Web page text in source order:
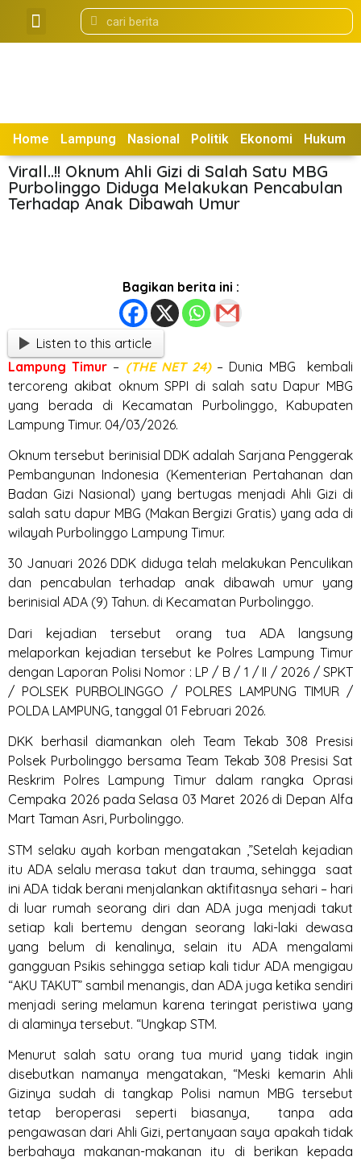
Home Lampung Nasional Politik Ekonomi Hukum
Virall..!! Oknum Ahli Gizi di Salah Satu MBG
Purbolinggo Diduga Melakukan Pencabulan
Terhadap Anak Dibawah Umur
Bagikan berita ini :
Listen to this article
Lampung Timur – (THE NET 24)– Dunia MBG kembali
tercoreng akibat oknum SPPI di salah satu Dapur MBG
yang berada di Kecamatan Purbolinggo, Kabupaten
Lampung Timur. 04/03/2026.
Oknum tersebut berinisial DDK adalah Sarjana Penggerak
Pembangunan Indonesia (Kementerian Pertahanan dan
Badan Gizi Nasional) yang bertugas menjadi Ahli Gizi di
salah satu dapur MBG (Makan Bergizi Gratis) yang ada di
wilayah Purbolinggo Lampung Timur.
30 Januari 2026 DDK diduga telah melakukan Penculikan
dan pencabulan terhadap anak dibawah umur yang
berinisial ADA (9) Tahun. di Kecamatan Purbolinggo.
Dari kejadian tersebut orang tua ADA langsung
melaporkan kejadian tersebut ke Polres Lampung Timur
dengan Laporan Polisi Nomor : LP / B / 1 / II / 2026 / SPKT
/ POLSEK PURBOLINGGO / POLRES LAMPUNG TIMUR /
POLDA LAMPUNG, tanggal 01 Februari 2026.
DKK berhasil diamankan oleh Team Tekab 308 Presisi
Polsek Purbolinggo bersama Team Tekab 308 Presisi Sat
Reskrim Polres Lampung Timur dalam rangka Oprasi
Cempaka 2026 pada Selasa 03 Maret 2026 di Depan Alfa
Mart Taman Asri, Purbolinggo.
STM selaku ayah korban mengatakan ,”Setelah kejadian
itu ADA selalu merasa takut dan trauma, sehingga saat
ini ADA tidak berani menjalankan aktifitasnya sehari – hari
di luar rumah seorang diri dan ADA juga menjadi takut
setiap kali bertemu dengan seorang laki-laki dewasa
yang belum di kenalinya, selain itu ADA mengalami
gangguan Psikis sehingga setiap kali tidur ADA mengigau
“AKU TAKUT” sambil menangis, dan ADA juga ketika sendiri
menjadi sering melamun karena teringat peristiwa yang
di alaminya tersebut. “Ungkap STM.
Menurut salah satu orang tua murid yang tidak ingin
disebutkan namanya mengatakan, “Meski kemarin Ahli
Gizinya sudah di tangkap Polisi namun MBG tersebut
tetap beroperasi seperti biasanya, tanpa ada
pengawasan dari Ahli Gizi, pertanyaan saya apakah tidak
berbahaya makanan-makanan itu di berikan kepada